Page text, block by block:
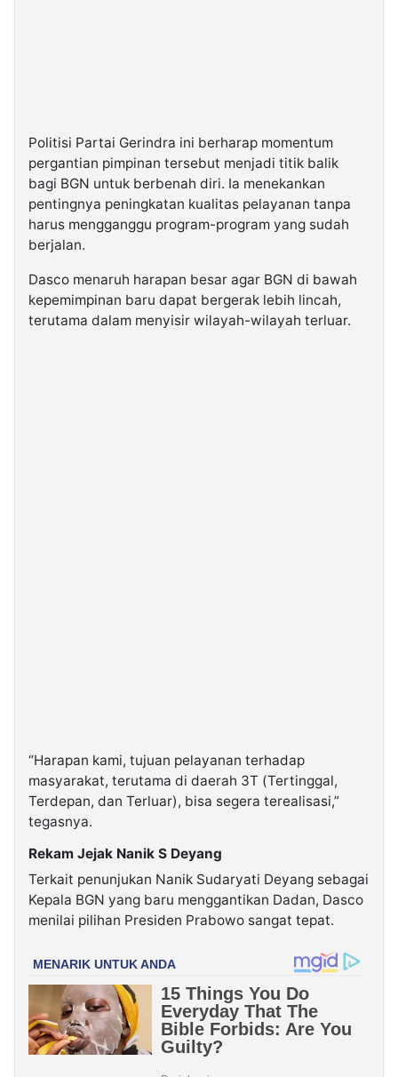
Politisi Partai Gerindra ini berharap momentum
pergantian pimpinan tersebut menjadi titik balik
bagi BGN untuk berbenah diri. Ia menekankan
pentingnya peningkatan kualitas pelayanan tanpa
harus mengganggu program-program yang sudah
berjalan.
Dasco menaruh harapan besar agar BGN di bawah
kepemimpinan baru dapat bergerak lebih lincah,
terutama dalam menyisir wilayah-wilayah terluar.
“Harapan kami, tujuan pelayanan terhadap
masyarakat, terutama di daerah 3T (Tertinggal,
Terdepan, dan Terluar), bisa segera terealisasi,”
tegasnya.
Rekam Jejak Nanik S Deyang
Terkait penunjukan Nanik Sudaryati Deyang sebagai
Kepala BGN yang baru menggantikan Dadan, Dasco
menilai pilihan Presiden Prabowo sangat tepat.